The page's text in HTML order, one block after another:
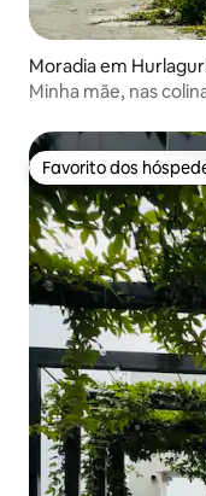
Moradia em
Minha mãe, nas
Favorito dos
Favorito dos